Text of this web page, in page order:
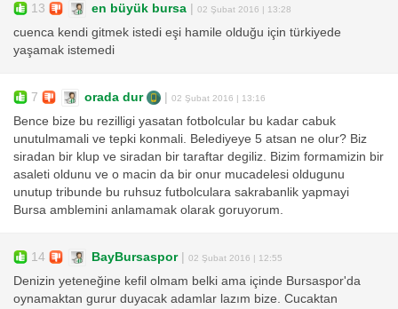
13 en büyük bursa 02 Şubat 2016 | 13:28
cuenca kendi gitmek istedi eşi hamile olduğu için türkiyede
yaşamak istemedi
7 orada dur 02 Şubat 2016 | 13:16
Bence bize bu rezilligi yasatan fotbolcular bu kadar cabuk
unutulmamali ve tepki konmali. Belediyeye 5 atsan ne olur? Biz
siradan bir klup ve siradan bir taraftar degiliz. Bizim formamizin bir
asaleti oldunu ve o macin da bir onur mucadelesi oldugunu
unutup tribunde bu ruhsuz futbolculara sakrabanlik yapmayi
Bursa amblemini anlamamak olarak goruyorum.
14 BayBursaspor| 02 Şubat 2016 | 12:55
Denizin yeteneğine kefil olmam belki ama içinde Bursaspor'da
oynamaktan gurur duyacak adamlar lazım bize. Cucaktan